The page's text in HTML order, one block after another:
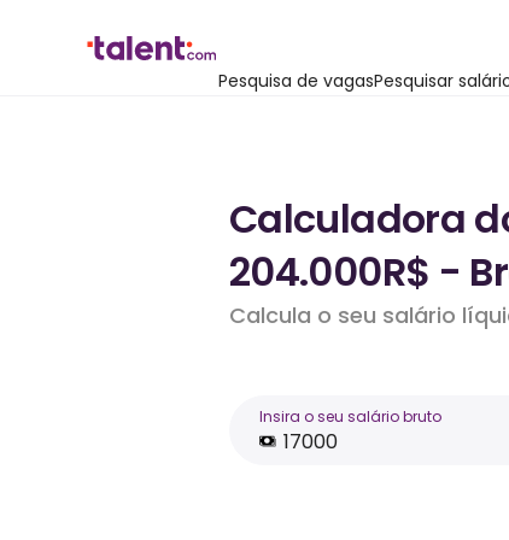
Pesquisa de vagasPesquisar
Calculadora
204.000R$ -
Calcula o seu salário
Insira o seu salário bruto